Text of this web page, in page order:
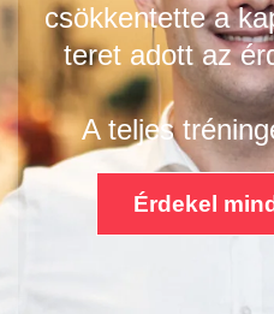
csökkentette a
teret adott az
A teljes
Érdekel